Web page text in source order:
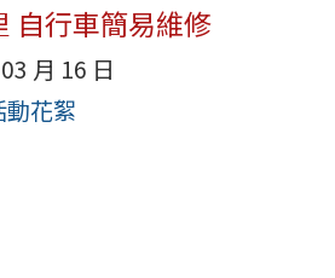
自行車簡易維修
月 16 日
花絮